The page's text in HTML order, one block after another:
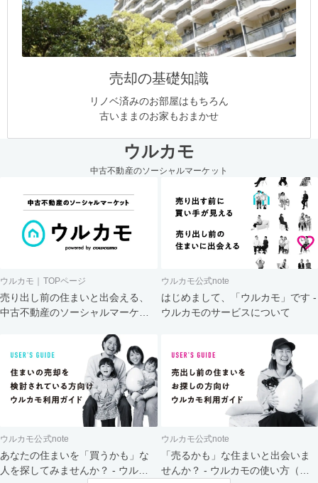
売却の基礎知識
リノベ済みのお部屋はもちろん
古いままのお家もおまかせ
ウルカモ
中古不動産のソーシャルマーケット
ウルカモ｜TOPページ
売り出し前の住まいと出会える、
中古不動産のソーシャルマーケッ
ウルカモ公式note
はじめまして、「ウルカモ」です -
ウルカモのサービスについて
ウルカモ公式note
あなたの住まいを「買うかも」な
人を探してみませんか？ - ウルカ
ウルカモ公式note
「売るかも」な住まいと出会いま
せんか？ - ウルカモの使い方（買